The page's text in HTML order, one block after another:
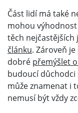
Část lidí má také
mohou
těch nejčastějších
článku. Zároveň
dobré přemýšlet
budoucí důchodci
může znamenat i
nemusí být vždy